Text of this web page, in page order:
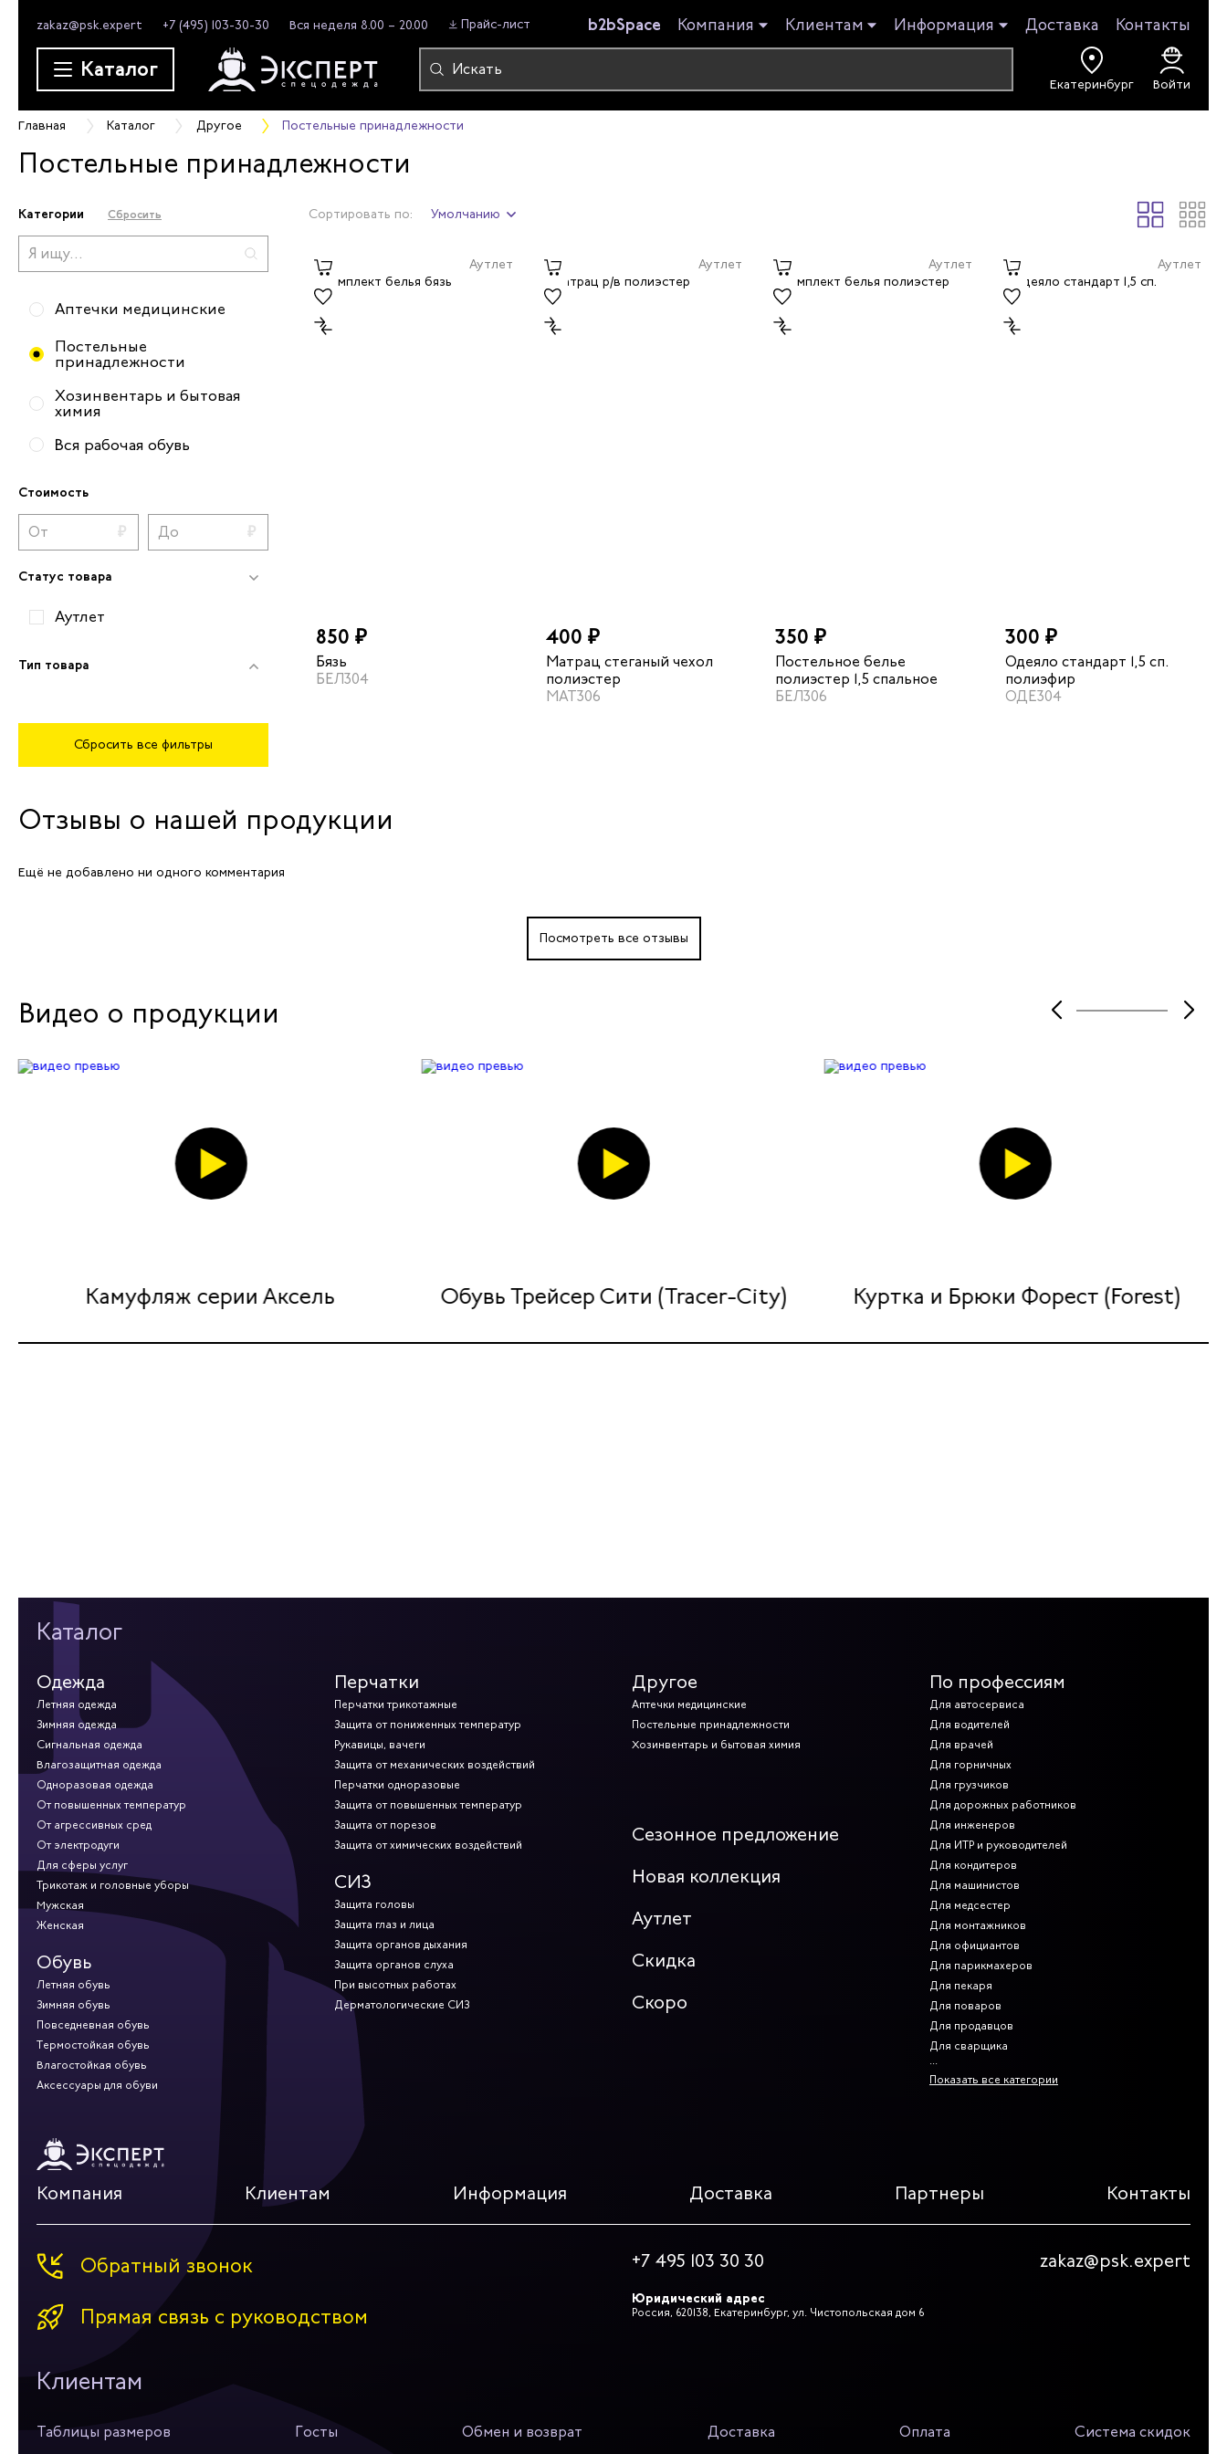
zakaz@psk.expert +7 (495) 103-30-30 Вся неделя 8.00 – 20.00 Прайс-лист b2bSpace Компания Клиентам Информация Доставка Контакты
Каталог
Екатеринбург Войти
Главная Каталог Другое Постельные принадлежности
Постельные принадлежности
Категории Сбросить
Аптечки медицинские
Постельные
принадлежности
Хозинвентарь и бытовая
химия
Вся рабочая обувь
Стоимость
Статус товара
Аутлет
Тип товара
Сбросить все фильтры
Сортировать по: Умолчанию
Аутлет
850 ₽
Бязь
БЕЛ304
Аутлет
400 ₽
Матрац стеганый чехол
полиэстер
МАТ306
Аутлет
350 ₽
Постельное белье
полиэстер 1,5 спальное
БЕЛ306
Аутлет
300 ₽
Одеяло стандарт 1,5 сп.
полиэфир
ОДЕ304
Отзывы о нашей продукции
Ещё не добавлено ни одного комментария
Посмотреть все отзывы
Видео о продукции
Камуфляж серии Аксель Обувь Трейсер Сити (Tracer-City) Куртка и Брюки Форест (Forest)
Каталог
Одежда
Летняя одежда
Зимняя одежда
Сигнальная одежда
Влагозащитная одежда
Одноразовая одежда
От повышенных температур
От агрессивных сред
От электродуги
Для сферы услуг
Трикотаж и головные уборы
Мужская
Женская
Обувь
Летняя обувь
Зимняя обувь
Повседневная обувь
Термостойкая обувь
Влагостойкая обувь
Аксессуары для обуви
Перчатки
Перчатки трикотажные
Защита от пониженных температур
Рукавицы, вачеги
Защита от механических воздействий
Перчатки одноразовые
Защита от повышенных температур
Защита от порезов
Защита от химических воздействий
СИЗ
Защита головы
Защита глаз и лица
Защита органов дыхания
Защита органов слуха
При высотных работах
Дерматологические СИЗ
Другое
Аптечки медицинские
Постельные принадлежности
Хозинвентарь и бытовая химия
Сезонное предложение
Новая коллекция
Аутлет
Скидка
Скоро
По профессиям
Для автосервиса
Для водителей
Для врачей
Для горничных
Для грузчиков
Для дорожных работников
Для инженеров
Для ИТР и руководителей
Для кондитеров
Для машинистов
Для медсестер
Для монтажников
Для официантов
Для парикмахеров
Для пекаря
Для поваров
Для продавцов
Для сварщика
Показать все категории
Компания Клиентам Информация Доставка Партнеры Контакты
Обратный звонок
Прямая связь с руководством
+7 495 103 30 30 zakaz@psk.expert
Юридический адрес
Россия, 620138, Екатеринбург, ул. Чистопольская дом 6
Клиентам
Таблицы размеров Госты Обмен и возврат Доставка Оплата Система скидок